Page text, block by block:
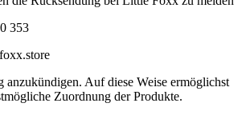
353
anzukündigen. Auf diese Weise ermöglichst
Zuordnung der Produkte.